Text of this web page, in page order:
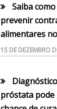
Saiba
prevenir
alimentares
15 DE DEZEMBRO
próstata pode